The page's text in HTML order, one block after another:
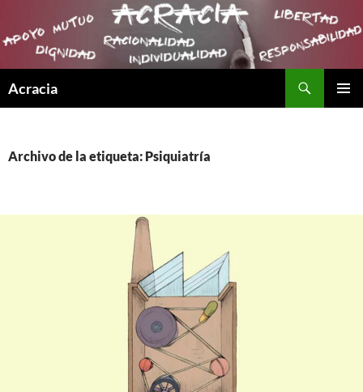
Acracia
Archivo de la etiqueta: Psiquiatría